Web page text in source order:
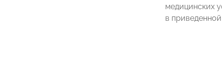
медицинских
в приведенной